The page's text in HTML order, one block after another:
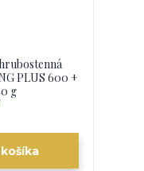
PLUS 600 +
g